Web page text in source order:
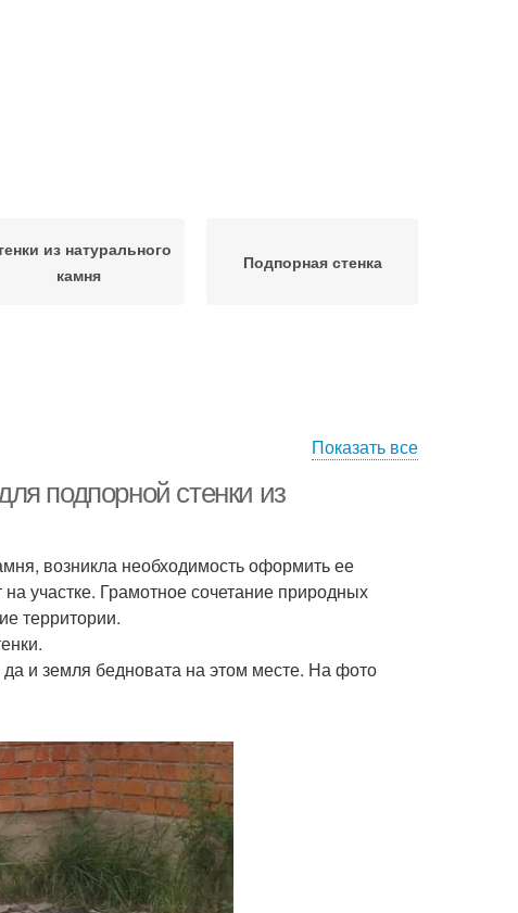
из натурального
камня
Подпорная стенка
Показать все
подпорной стенки из
возникла необходимость оформить ее
участке. Грамотное сочетание природных
территории.
и земля бедновата на этом месте. На фото